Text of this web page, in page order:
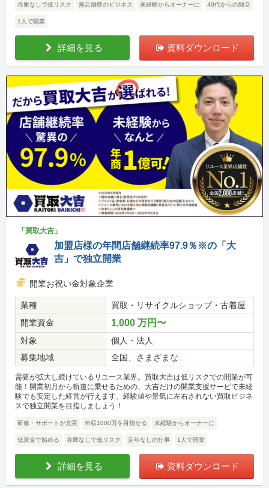
在庫なしで低リスク 無店舗型のビジネス 未経験からオーナーに 40代からの独立
1人で開業
詳細を見る 資料ダウンロード
「買取大吉」
加盟店様の年間店舗継続率97.9％※の「大
吉」で独立開業
開業お祝い金対象企業
業種
買取・リサイクルショップ・古着屋
開業資金
1,000 万円〜
対象
個人・法人
募集地域
全国、さまざまな...
需要が拡大し続けているリユース業界。買取大吉は低リスクでの開業が可
能！開業初月から軌道に乗せるための、大吉だけの開業支援サービで未経
験でも安定した経営が行えます。経験値や景気に左右されない買取ビジネ
スで独立開業を目指しましょう！
研修・サポートが充実 年収1000万を目指せる 未経験からオーナーに
低資金で始める 在庫なしで低リスク 定年なしの仕事 1人で開業
詳細を見る 資料ダウンロード